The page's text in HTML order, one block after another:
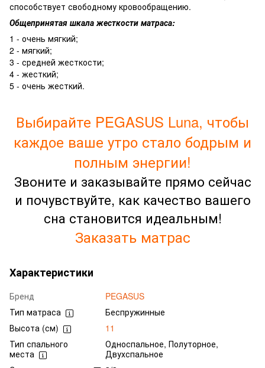
способствует свободному кровообращению.
Общепринятая шкала жесткости матраса:
1 - очень мягкий;
2 - мягкий;
3 - средней жесткости;
4 - жесткий;
5 - очень жесткий.
Выбирайте PEGASUS Luna, чтобы
каждое ваше утро стало бодрым и
полным энергии!
Звоните и заказывайте прямо сейчас
и почувствуйте, как качество вашего
сна становится идеальным!
Заказать матрас
Характеристики
Бренд
PEGASUS
Тип матраса
Беспружинные
Высота (см)
11
Тип спального
места
Односпальное, Полуторное,
Двухспальное